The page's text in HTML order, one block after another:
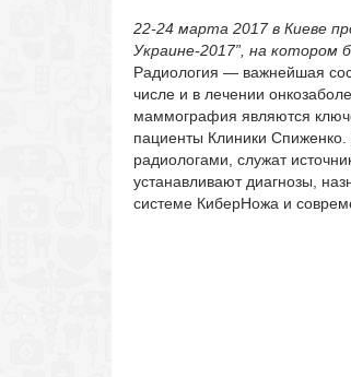
22-24 марта 2017 в Киеве
Украине-2017”, на котором
Радиология — важнейшая
числе и в лечении
маммография являются
пациенты Клиники
радиологами, служат
устанавливают диагнозы,
системе КиберНожа и